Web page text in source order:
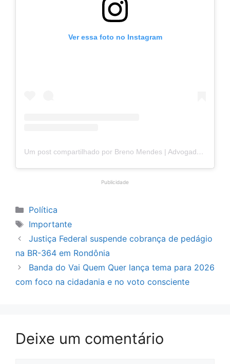
Ver essa foto no Instagram
Um post compartilhado por Breno Mendes | Advogado (@brenomendesadv)
Publicidade
Categorias
Política
Tags
Importante
Justiça Federal suspende cobrança de pedágio
na BR-364 em Rondônia
Banda do Vai Quem Quer lança tema para 2026
com foco na cidadania e no voto consciente
Deixe um comentário